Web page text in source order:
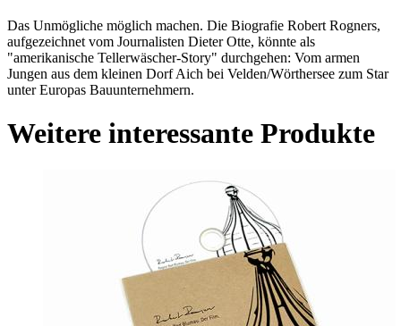
Das Unmögliche möglich machen. Die Biografie Robert Rogners,
aufgezeichnet vom Journalisten Dieter Otte, könnte als
"amerikanische Tellerwäscher-Story" durchgehen: Vom armen
Jungen aus dem kleinen Dorf Aich bei Velden/Wörthersee zum Star
unter Europas Bauunternehmern.
Weitere interessante Produkte